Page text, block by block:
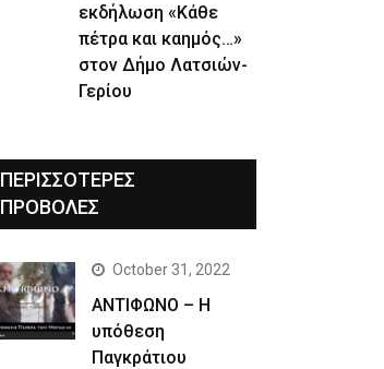
εκδήλωση «Κάθε
πέτρα και καημός…»
στον Δήμο Λατσιών-
Γερίου
ΠΕΡΙΣΣΟΤΕΡΕΣ
ΠΡΟΒΟΛΕΣ
October 31, 2022
ΑΝΤΙΦΩΝΟ – Η
υπόθεση
Παγκράτιου